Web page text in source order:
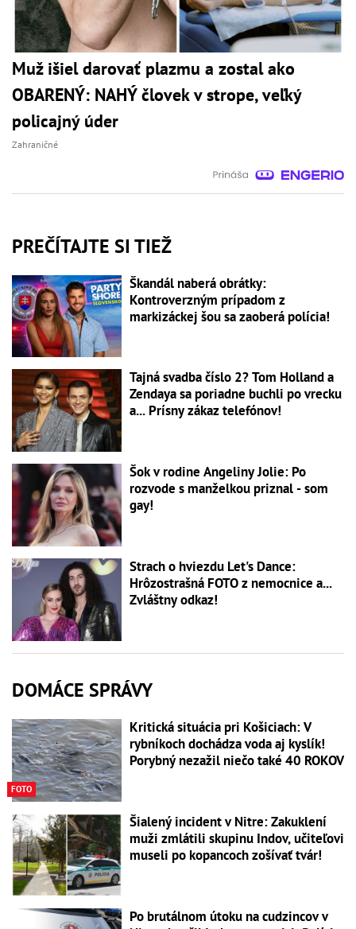
Muž išiel darovať plazmu a zostal ako
OBARENÝ: NAHÝ človek v strope, veľký
policajný úder
Zahraničné
PREČÍTAJTE SI TIEŽ
Škandál naberá obrátky:
Kontroverzným prípadom z
markizáckej šou sa zaoberá polícia!
Tajná svadba číslo 2? Tom Holland a
Zendaya sa poriadne buchli po vrecku
a... Prísny zákaz telefónov!
Šok v rodine Angeliny Jolie: Po
rozvode s manželkou priznal - som
gay!
Strach o hviezdu Let's Dance:
Hrôzostrašná FOTO z nemocnice a...
Zvláštny odkaz!
DOMÁCE SPRÁVY
FOTO
Kritická situácia pri Košiciach: V
rybníkoch dochádza voda aj kyslík!
Porybný nezažil niečo také 40 ROKOV
Šialený incident v Nitre: Zakuklení
muži zmlátili skupinu Indov, učiteľovi
museli po kopancoch zošívať tvár!
Po brutálnom útoku na cudzincov v